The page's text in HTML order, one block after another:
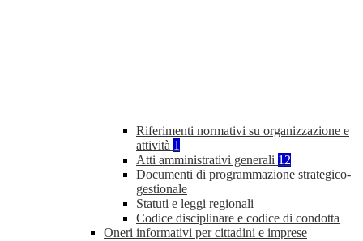
Riferimenti normativi su organizzazione e
attività 1
Atti amministrativi generali 12
Documenti di programmazione strategico-
gestionale
Statuti e leggi regionali
Codice disciplinare e codice di condotta
Oneri informativi per cittadini e imprese